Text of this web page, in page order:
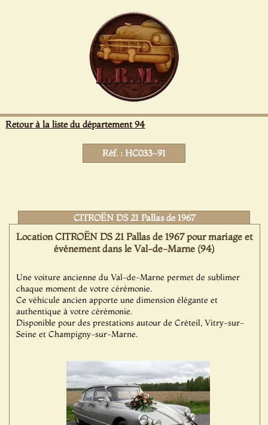
Retour à la liste du département 94
Réf. : HC033-91
CITROËN DS 21 Pallas de 1967
Location CITROËN DS 21 Pallas de 1967 pour mariage et
événement dans le Val-de-Marne (94)
Une voiture ancienne du Val-de-Marne permet de sublimer
chaque moment de votre cérémonie.
Ce véhicule ancien apporte une dimension élégante et
authentique à votre cérémonie.
Disponible pour des prestations autour de Créteil, Vitry-sur-
Seine et Champigny-sur-Marne.